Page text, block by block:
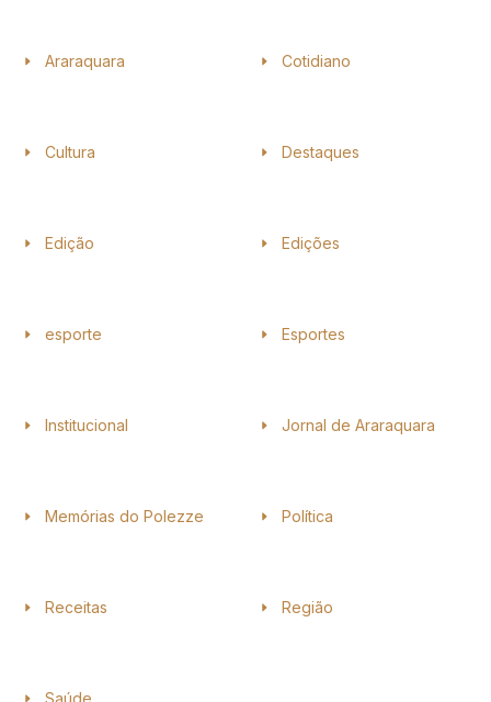
Araraquara Cotidiano
Cultura Destaques
Edição Edições
esporte Esportes
Institucional Jornal de Araraquara
Memórias do Polezze Política
Receitas Região